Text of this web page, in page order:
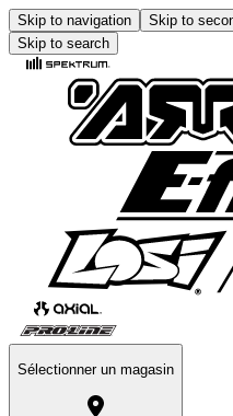
Skip to navigation Skip to
Skip to search
Sélectionner un magasin